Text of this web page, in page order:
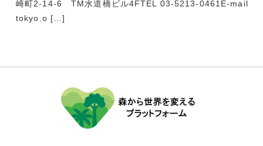
崎町2-14-6 TM水道橋ビル4FTEL 03-5213-0461E-mail
tokyo.o […]